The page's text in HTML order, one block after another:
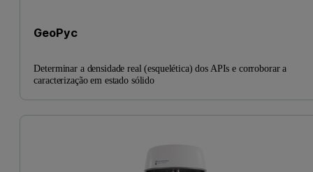
GeoPyc
Determinar a densidade real (esquelética) dos APIs e corroborar a
caracterização em estado sólido